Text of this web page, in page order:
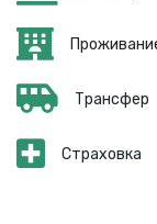
Трансфер
Страховка